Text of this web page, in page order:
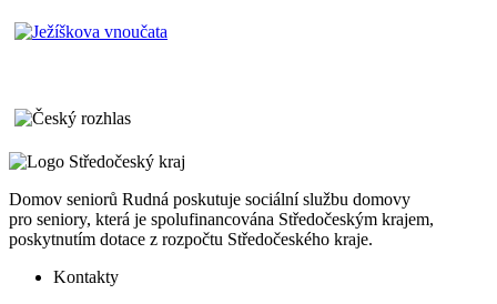
Domov seniorů Rudná poskutuje sociální službu domovy
pro seniory, která je spolufinancována Středočeským krajem,
poskytnutím dotace z rozpočtu Středočeského kraje.
Kontakty